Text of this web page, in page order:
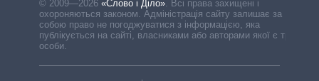
© 2009—2026 «Слово і Діло». Всі права захищені і
охороняються законом. Адміністрація сайту залишає за
собою право не погоджуватися з інформацією, яка
публікується на сайті, власниками або авторами якої є треті
особи.